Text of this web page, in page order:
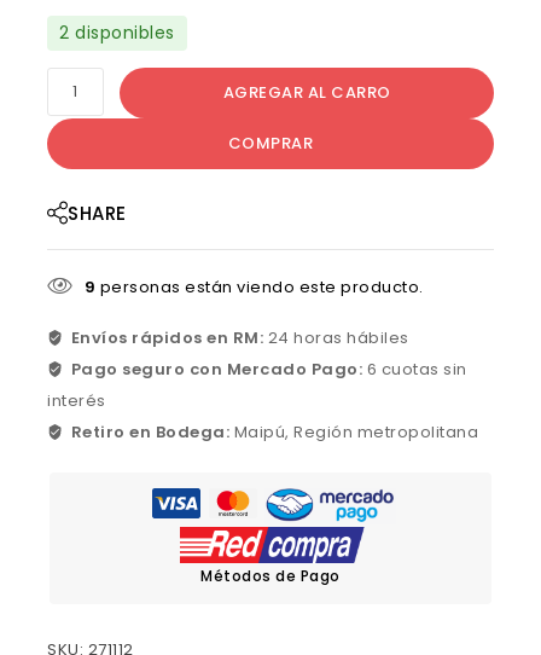
2 disponibles
AGREGAR AL CARRO
COMPRAR
SHARE
9 personas están viendo este producto.
Envíos rápidos en RM: 24 horas hábiles
Pago seguro con Mercado Pago: 6 cuotas sin
interés
Retiro en Bodega: Maipú, Región metropolitana
Métodos de Pago
SKU: 271112